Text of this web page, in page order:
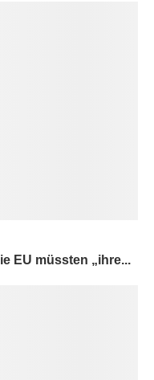
EU müssten „ihre...